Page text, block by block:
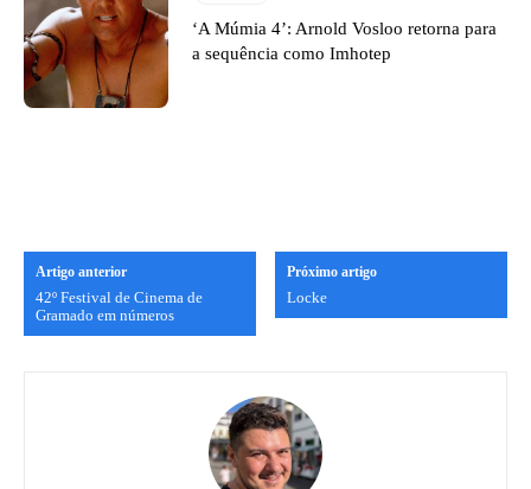
‘A Múmia 4’: Arnold Vosloo retorna para
a sequência como Imhotep
Artigo anterior
42º Festival de Cinema de
Gramado em números
Próximo artigo
Locke